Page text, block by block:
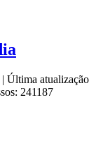
| Última atualização
241187